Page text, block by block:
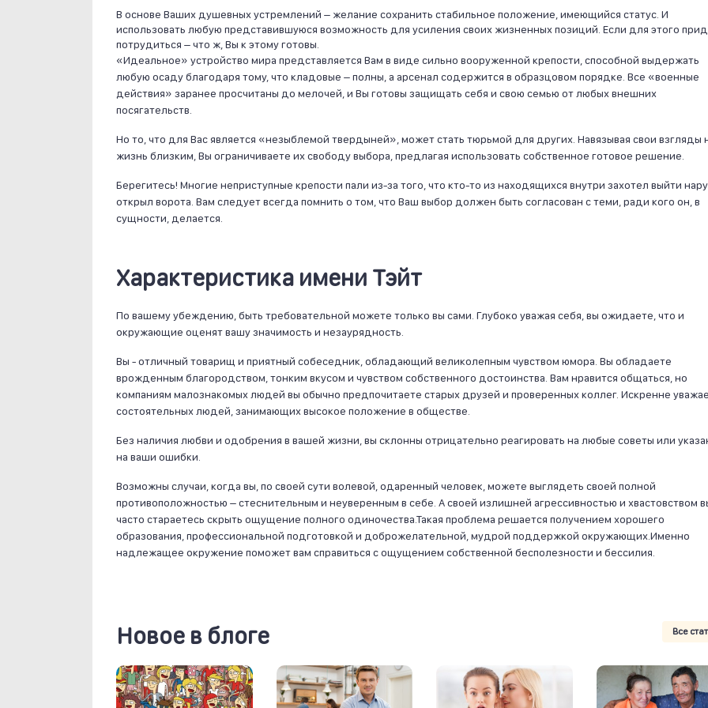
В основе Ваших душевных устремлений – желание сохранить стабильное положение, имеющийся статус. И
использовать любую представившуюся возможность для усиления своих жизненных позиций. Если для этого
потрудиться – что ж, Вы к этому готовы.
«Идеальное» устройство мира представляется Вам в виде сильно вооруженной крепости, способной выдержать
любую осаду благодаря тому, что кладовые – полны, а арсенал содержится в образцовом порядке. Все «военные
действия» заранее просчитаны до мелочей, и Вы готовы защищать себя и свою семью от любых внешних
посягательств.
Но то, что для Вас является «незыблемой твердыней», может стать тюрьмой для других. Навязывая свои взгляды
жизнь близким, Вы ограничиваете их свободу выбора, предлагая использовать собственное готовое решение.
Берегитесь! Многие неприступные крепости пали из-за того, что кто-то из находящихся внутри захотел выйти
открыл ворота. Вам следует всегда помнить о том, что Ваш выбор должен быть согласован с теми, ради кого он, в
сущности, делается.
Характеристика имени Тэйт
По вашему убеждению, быть требовательной можете только вы сами. Глубоко уважая себя, вы ожидаете, что и
окружающие оценят вашу значимость и незаурядность.
Вы - отличный товарищ и приятный собеседник, обладающий великолепным чувством юмора. Вы обладаете
врожденным благородством, тонким вкусом и чувством собственного достоинства. Вам нравится общаться, но
компаниям малознакомых людей вы обычно предпочитаете старых друзей и проверенных коллег. Искренне
состоятельных людей, занимающих высокое положение в обществе.
Без наличия любви и одобрения в вашей жизни, вы склонны отрицательно реагировать на любые советы или
на ваши ошибки.
Возможны случаи, когда вы, по своей сути волевой, одаренный человек, можете выглядеть своей полной
противоположностью – стеснительным и неуверенным в себе. А своей излишней агрессивностью и хвастовством
часто стараетесь скрыть ощущение полного одиночества.Такая проблема решается получением хорошего
образования, профессиональной подготовкой и доброжелательной, мудрой поддержкой окружающих.Именно
надлежащее окружение поможет вам справиться с ощущением собственной бесполезности и бессилия.
Новое в блоге Все